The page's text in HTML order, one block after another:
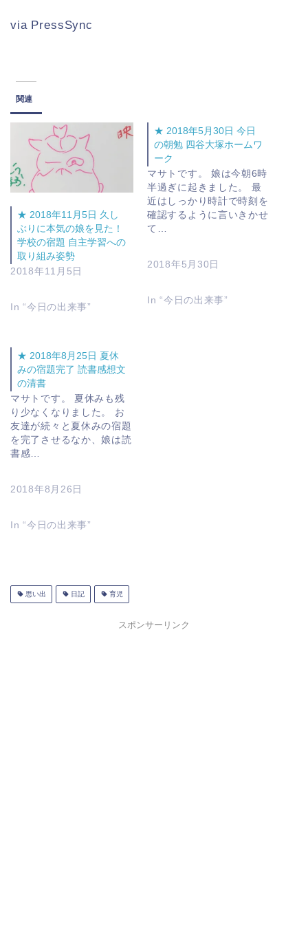
via PressSync
関連
★ 2018年11月5日 久し
ぶりに本気の娘を見た！
学校の宿題 自主学習への
取り組み姿勢
2018年11月5日
In “今日の出来事”
★ 2018年5月30日 今日
の朝勉 四谷大塚ホームワ
ーク
マサトです。 娘は今朝6時
半過ぎに起きました。 最
近はしっかり時計で時刻を
確認するように言いきかせ
て…
2018年5月30日
In “今日の出来事”
★ 2018年8月25日 夏休
みの宿題完了 読書感想文
の清書
マサトです。 夏休みも残
り少なくなりました。 お
友達が続々と夏休みの宿題
を完了させるなか、娘は読
書感…
2018年8月26日
In “今日の出来事”
思い出 日記 育児
スポンサーリンク